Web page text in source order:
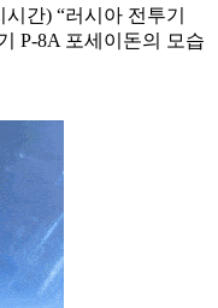
간) “러시아 전투기
P-8A 포세이돈의 모습